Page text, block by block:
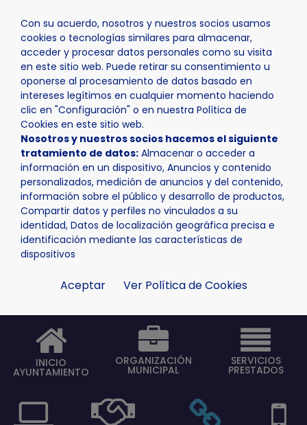
Con su acuerdo, nosotros y nuestros socios usamos
cookies o tecnologías similares para almacenar,
acceder y procesar datos personales como su visita
en este sitio web. Puede retirar su consentimiento u
oponerse al procesamiento de datos basado en
intereses legítimos en cualquier momento haciendo
clic en "Configuración" o en nuestra Política de
Cookies en este sitio web.
Nosotros y nuestros socios hacemos el siguiente
tratamiento de datos: Almacenar o acceder a
información en un dispositivo, Anuncios y contenido
personalizados, medición de anuncios y del contenido,
información sobre el público y desarrollo de productos,
Compartir datos y perfiles no vinculados a su
identidad, Datos de localización geográfica precisa e
identificación mediante las características de
dispositivos
Aceptar Ver Política de Cookies
Inicio Ayuntamiento Información útil
Información útil
INICIO
AYUNTAMIENTO
ORGANIZACIÓN
MUNICIPAL
SERVICIOS
PRESTADOS